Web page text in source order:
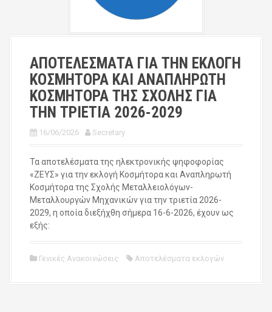
ΑΠΟΤΕΛΕΣΜΑΤΑ ΓΙΑ ΤΗΝ ΕΚΛΟΓΗ
ΚΟΣΜΗΤΟΡΑ ΚΑΙ ΑΝΑΠΛΗΡΩΤΗ
ΚΟΣΜΗΤΟΡΑ ΤΗΣ ΣΧΟΛΗΣ ΓΙΑ
ΤΗΝ ΤΡΙΕΤΙΑ 2026-2029
16/06/2026 Secretary
Τα αποτελέσματα της ηλεκτρονικής ψηφοφορίας
«ΖΕΥΣ» για την εκλογή Κοσμήτορα και Αναπληρωτή
Κοσμήτορα της Σχολής Μεταλλειολόγων-
Μεταλλουργών Μηχανικών για την τριετία 2026-
2029, η οποία διεξήχθη σήμερα 16-6-2026, έχουν ως
εξής:
Γενικές Ανακοινώσεις Αποτελέσματα εκλογών